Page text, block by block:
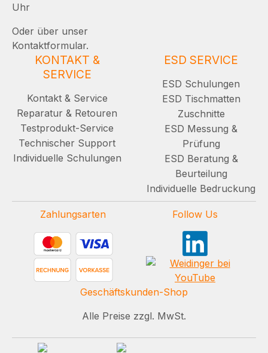
Uhr
Oder über unser
Kontaktformular.
KONTAKT &
SERVICE
Kontakt & Service
Reparatur & Retouren
Testprodukt-Service
Technischer Support
Individuelle Schulungen
ESD SERVICE
ESD Schulungen
ESD Tischmatten
Zuschnitte
ESD Messung &
Prüfung
ESD Beratung &
Beurteilung
Individuelle Bedruckung
Zahlungsarten Follow Us
Geschäftskunden-Shop
Alle Preise zzgl. MwSt.